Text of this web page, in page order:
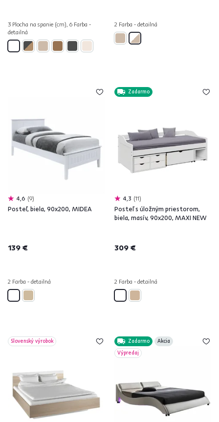
3 Plocha na spanie (cm), 6 Farba -
detailná
2 Farba - detailná
4,6 9
Posteľ, biela, 90x200, MIDEA
139 €
2 Farba - detailná
Zadarmo
4,3 11
Posteľ s úložným priestorom,
biela, masív, 90x200, MAXI NEW
309 €
2 Farba - detailná
Slovenský výrobok Zadarmo
Akcia
Výpredaj